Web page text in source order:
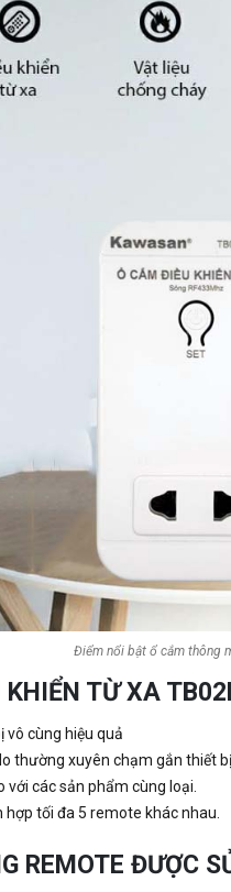
Điểm nổi bật ổ cắm thông
TỪ XA
vô cùng hiệu quả
thường xuyên chạm gắn thiết
các sản phẩm cùng loại.
hợp tối đa 5 remote khác nhau.
REMOTE ĐƯỢC